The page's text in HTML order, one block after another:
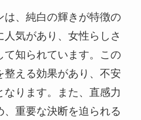
は、純白の輝きが特徴の
気があり、女性らしさ
て知られています。この
える効果があり、不安
ります。また、直感力
、重要な決断を迫られる